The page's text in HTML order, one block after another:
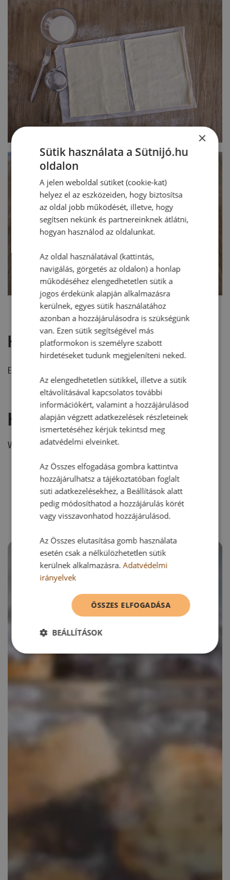
Hozzászólások
Ehhez a recepthez még nem érkezett hozzászólás.
Hozzászólás írása
Vélemény írásához, kérjük,jelentkezz be!
RECEPTAJÁNLÓ
×
Sütik használata a Sütnijó.hu
oldalon
A jelen weboldal sütiket (cookie-kat)
helyez el az eszközeiden, hogy biztosítsa
az oldal jobb működését, illetve, hogy
segítsen nekünk és partnereinknek átlátni,
hogyan használod az oldalunkat.
Az oldal használatával (kattintás,
navigálás, görgetés az oldalon) a honlap
működéséhez elengedhetetlen sütik a
jogos érdekünk alapján alkalmazásra
kerülnek, egyes sütik használatához
azonban a hozzájárulásodra is szükségünk
van. Ezen sütik segítségével más
platformokon is személyre szabott
hirdetéseket tudunk megjeleníteni neked.
Az elengedhetetlen sütikkel, illetve a sütik
eltávolításával kapcsolatos további
információkért, valamint a hozzájárulásod
alapján végzett adatkezelések részleteinek
ismertetéséhez kérjük tekintsd meg
adatvédelmi elveinket.
Az Összes elfogadása gombra kattintva
hozzájárulhatsz a tájékoztatóban foglalt
süti adatkezelésekhez, a Beállítások alatt
pedig módosíthatod a hozzájárulás körét
vagy visszavonhatod hozzájárulásod.
Az Összes elutasítása gomb használata
esetén csak a nélkülözhetetlen sütik
kerülnek alkalmazásra.Adatvédelmi
irányelvek
ÖSSZES ELFOGADÁSA
BEÁLLÍTÁSOK